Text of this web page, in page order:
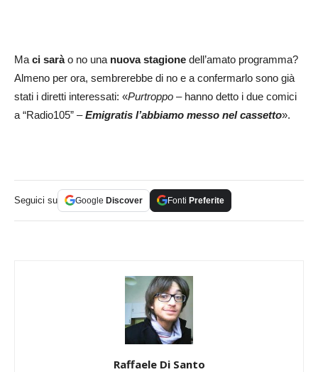
Ma ci sarào no una nuova stagione dell’amato programma?
Almeno per ora, sembrerebbe di no e a confermarlo sono già
stati i diretti interessati: «Purtroppo – hanno detto i due comici
a “Radio105” –Emigratis l’abbiamo messo nel cassetto».
Seguici su Google Discover Fonti Preferite
Raffaele Di Santo